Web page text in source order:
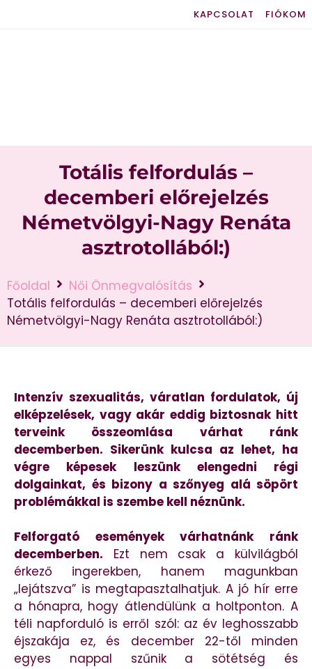
KAPCSOLAT FIÓKOM
Totális felfordulás –
decemberi előrejelzés
Németvölgyi-Nagy Renáta
asztrotollából:)
Főoldal
Női Önmegvalósítás
Totális felfordulás – decemberi előrejelzés
Németvölgyi-Nagy Renáta asztrotollából:)
Intenzív szexualitás, váratlan fordulatok, új
elképzelések, vagy akár eddig biztosnak hitt
terveink összeomlása várhat ránk
decemberben. Sikerünk kulcsa az lehet, ha
végre képesek leszünk elengedni régi
dolgainkat, és bizony a szőnyeg alá söpört
problémákkal is szembe kell néznünk.
Felforgató események várhatnánk ránk
decemberben. Ezt nem csak a külvilágból
érkező ingerekben, hanem magunkban
„lejátszva” is megtapasztalhatjuk. A jó hír erre
a hónapra, hogy átlendülünk a holtponton. A
téli napforduló is erről szól: az év leghosszabb
éjszakája ez, és december 22-től minden
egyes nappal szűnik a sötétség és